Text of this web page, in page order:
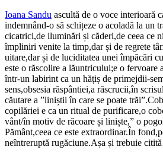
Ioana Sandu ascultă de o voce interioară
indemnând-o să schițeze o acoladă la un
cicatrici,de iluminări și căderi,de ceea ce
împliniri venite la timp,dar și de regrete
uitare,dar și de luciditatea unei împăcări
este o răscolire a lăuntricului;e o fervoare
într-un labirint ca un hățiș de primejdii-
sens,obsesia răspântiei,a răscrucii,în
căutare a ”liniștii în care se poate
copilăriei e ca un ritual de purificare,o
vânt/în motiv de răcoare și liniște,” o
Pământ,ceea ce este extraordinar.În
neîntreruptă rugăciune.Așa și trebuie